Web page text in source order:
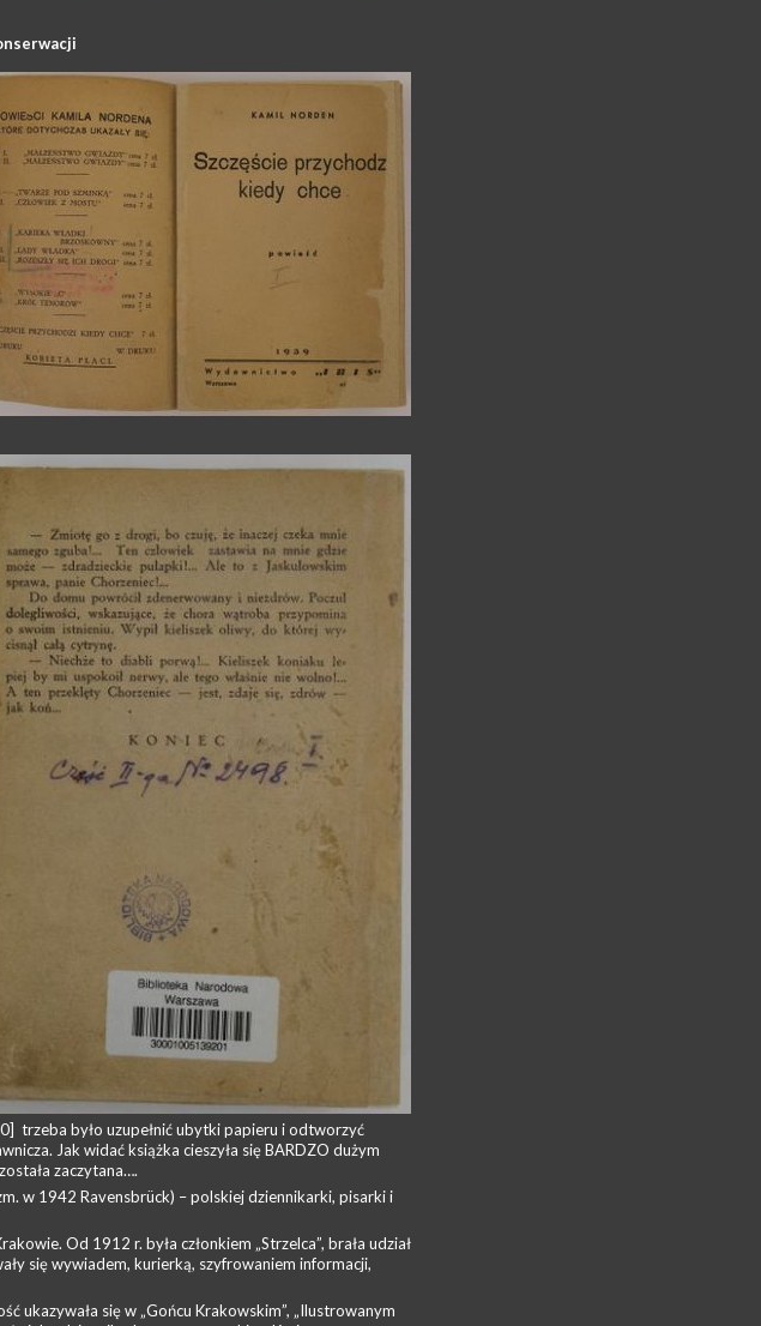
trzeba było uzupełnić ubytki papieru i odtworzyć
Jak widać książka cieszyła się BARDZO dużym
zaczytana….
w 1942 Ravensbrück) – polskiej dziennikarki, pisarki i
Od 1912 r. była członkiem „Strzelca”, brała udział
się wywiadem, kurierką, szyfrowaniem informacji,
ukazywała się w „Gońcu Krakowskim”, „Ilustrowanym